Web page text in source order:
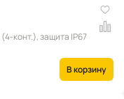
конт.), защита IP67
В корзину